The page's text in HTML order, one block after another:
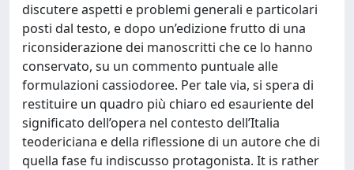
discutere aspetti e problemi generali e particolari
posti dal testo, e dopo un’edizione frutto di una
riconsiderazione dei manoscritti che ce lo hanno
conservato, su un commento puntuale alle
formulazioni cassiodoree. Per tale via, si spera di
restituire un quadro più chiaro ed esauriente del
significato dell’opera nel contesto dell’Italia
teodericiana e della riflessione di un autore che di
quella fase fu indiscusso protagonista. It is rather